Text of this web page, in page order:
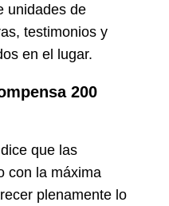
unidades de
testimonios y
en el lugar.
200
que las
con la máxima
plenamente lo